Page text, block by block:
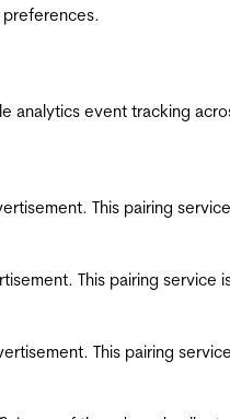
analytics event tracking
This pairing
This pairing
This pairing